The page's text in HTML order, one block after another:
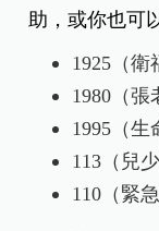
助，或你也可
1925（衛
1980（張
1995（生
113（兒
110（緊